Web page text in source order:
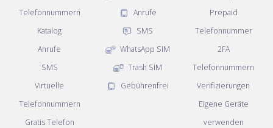
Telefonnummern
Katalog
Anrufe
SMS
Virtuelle
Telefonnummern
Gratis Telefon
Anrufe
SMS
WhatsApp SIM
Trash SIM
Gebührenfrei
Prepaid
Telefonnummer
2FA
Telefonnummern
Verifizierungen
Eigene Geräte
verwenden